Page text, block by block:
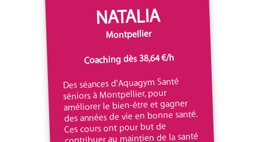
NATALIA
Montpellier
Coaching dès 38,64 €/h
Des séances d'Aquagym Santé
séniors à Montpellier, pour
améliorer le bien-être et gagner
des années de vie en bonne santé.
Ces cours ont pour but de
contribuer au maintien de la santé